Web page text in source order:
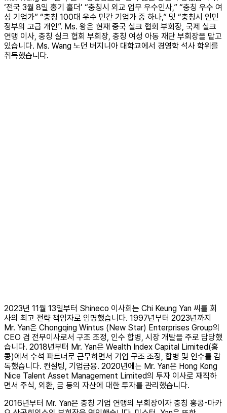
‘전국 3월 8일 홍기 홀더’ “충칭시 외교 업무 우수인사,” “충칭 우수 여
성 기업가” “충칭 100대 우수 민간 기업가 중 하나,” 및 “충칭시 인민
정부의 고급 개인”. Ms. 왕은 현재 중국 실크 협회 부회장, 국제 실크
연맹 이사, 충칭 실크 협회 부회장, 충칭 여성 아동 재단 부회장을 맡고
있습니다. Ms. Wang 노던 버지니아 대학교에서 경영학 석사 학위를
취득했습니다.
2023년 11월 13일부터 Shineco 이사회는 Chi Keung Yan 씨를 회
사의 최고 전략 책임자로 임명했습니다. 1997년부터 2023년까지
Mr. Yan은 Chongqing Wintus (New Star) Enterprises Group의
CEO 겸 전무이사로서 구조 조정, 인수 합병, 시장 개발을 주로 담당했
습니다. 2018년부터 Mr. Yan은 Wealth Index Capital Limited(홍
콩)에서 수석 파트너로 근무하면서 기업 구조 조정, 합병 및 인수를 감
독했습니다. 컨설팅, 기업금융. 2020년에는 Mr. Yan은 Hong Kong
Nice Talent Asset Management Limited의 투자 이사로 재직하
면서 주식, 외환, 금 등의 자산에 대한 투자를 관리했습니다.
2016년부터 Mr. Yan은 충칭 기업 연맹의 부회장이자 충칭 홍콩-마카